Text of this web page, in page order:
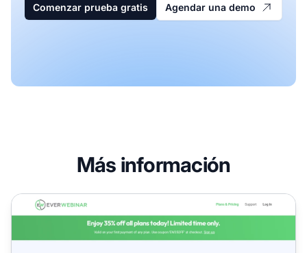
Comenzar prueba gratis Agendar una demo
Más información
Programa de Afiliados de EverWebinar